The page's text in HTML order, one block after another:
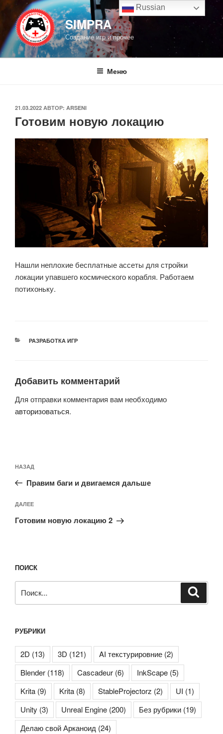
Перейти
содержимому
SIMPRA
Создание игр и прочее
Меню
ОПУБЛИКОВАНО
21.03.2022 АВТОР: ARSENI
Готовим новую локацию
Нашли неплохие бесплатные ассеты для стройки
локации упавшего космического корабля. Работаем
потихоньку.
РУБРИКИ
РАЗРАБОТКА ИГР
Добавить комментарий
Для отправки комментария вам необходимо
авторизоваться.
по
записям
Предыдущая
запись:
НАЗАД
Правим баги и двигаемся дальше
Следующая
запись
ДАЛЕЕ
Готовим новую локацию 2
ПОИСК
РУБРИКИ
2D (13) 3D (121) AI текстурировние (2)
Blender (118) Cascadeur (6) InkScape (5)
Krita (9) Krita (8) StableProjectorz (2) UI (1)
Unity (3) Unreal Engine (200) Без рубрики (19)
Делаю свой Арканоид (24)
Russian